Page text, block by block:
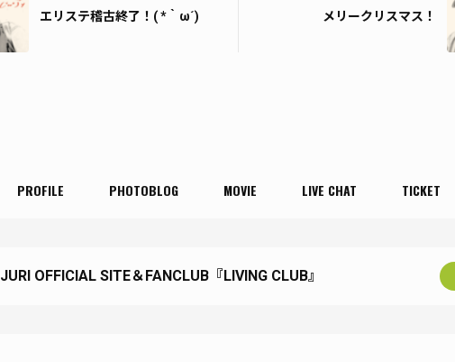
エリステ稽古終了！( *｀ω´) メリークリスマス！
PROFILE PHOTOBLOG MOVIE LIVE CHAT TICKET
JURI OFFICIAL SITE＆FANCLUB『LIVING CLUB』